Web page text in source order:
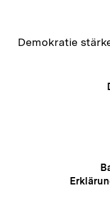
Zur
Demokratie